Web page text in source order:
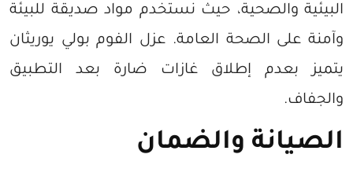
البيئية والصحية، حيث نستخدم مواد صديقة للبيئة
وآمنة على الصحة العامة. عزل الفوم بولي يوريثان
يتميز بعدم إطلاق غازات ضارة بعد التطبيق
والجفاف.
الصيانة والضمان